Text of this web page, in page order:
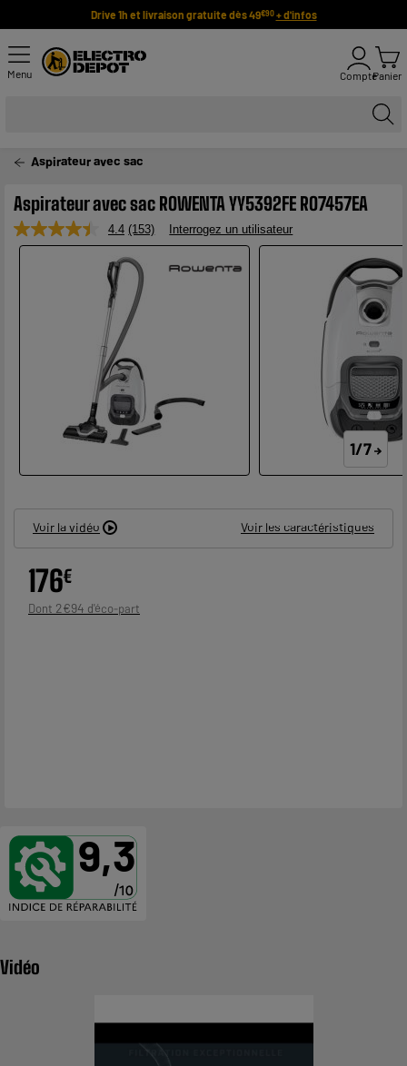
Drive 1h et livraison gratuite dès 49€90 + d'infos
Menu ComptePanier
Aspirateur avec sac
Aspirateur avec sac ROWENTA YY5392FE RO7457EA
4.4 Lire
153
avis.
Lien
sur
la
même
(153) Interrogez un utilisateur
1/7
Voir la vidéo Voir les caractéristiques
176€
Dont 2€94
9,3
Vidéo